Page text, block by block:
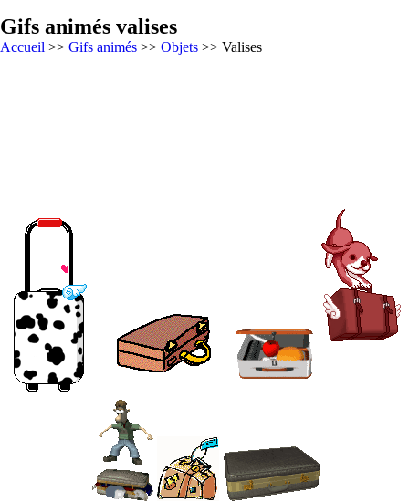
Gifs animés valises
Accueil >> Gifs animés >> Objets >> Valises